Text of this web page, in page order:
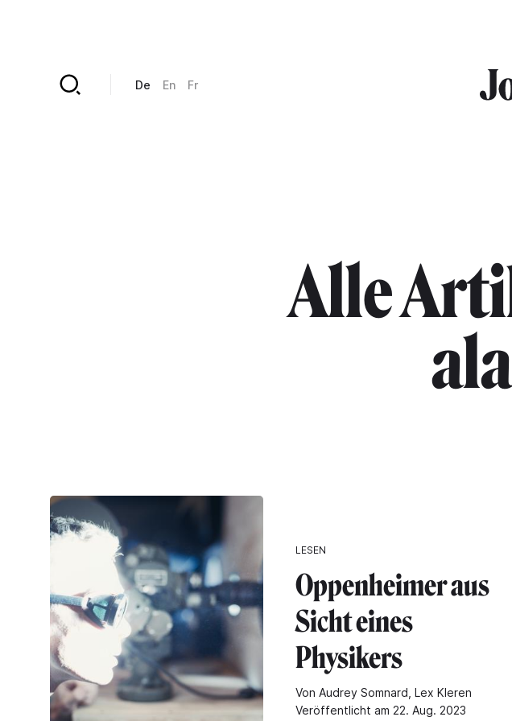
De En Fr
Alle
LESEN
Oppenheimer aus
Sicht eines
Physikers
Von Audrey Somnard, Lex Kleren
Veröffentlicht am 22. Aug. 2023